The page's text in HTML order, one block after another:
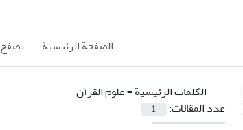
الصفحة الرئيسية تصفح
الكلمات الرئيسية =علوم القرآن
عدد المقالات:
1